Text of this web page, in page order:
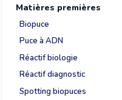
Matières premières
Biopuce
Puce à ADN
Réactif biologie
Réactif diagnostic
Spotting biopuces